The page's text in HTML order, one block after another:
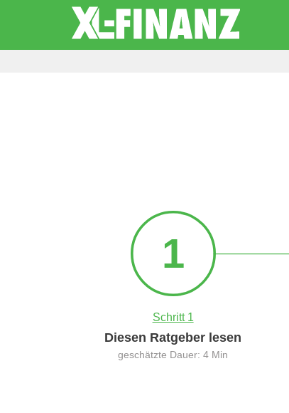
1
Schritt 1
Diesen Ratgeber lesen
geschätzte Dauer: 4 Min